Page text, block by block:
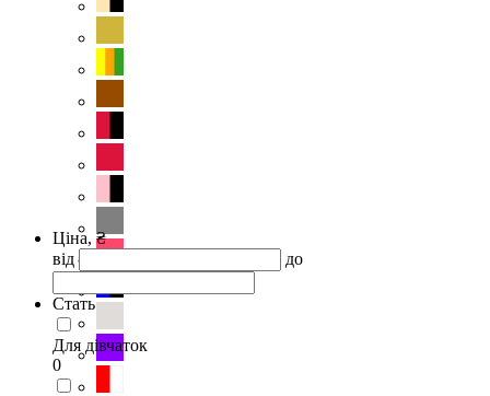
Ціна, ₴
від
до
Стать
Для дівчаток
0